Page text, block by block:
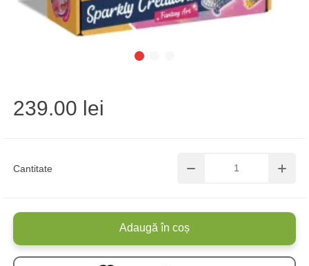
Cantitate
239.00 lei
Adaugă în coș